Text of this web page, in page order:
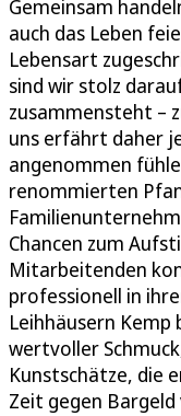
Gemeinsam
auch das Leben
Lebensart
sind wir stolz
zusammensteht –
uns erfährt daher
angenommen
renommierten
Chancen zum
Mitarbeitenden
professionell in
Leihhäusern
wertvoller
Kunstschätze, die
Zeit gegen